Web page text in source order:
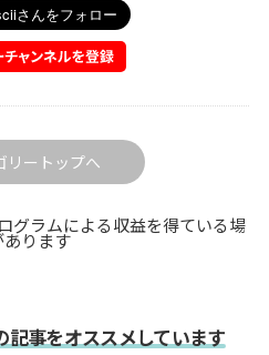
リートップへ
グラムによる収益を得ている場
あります
事をオススメしています